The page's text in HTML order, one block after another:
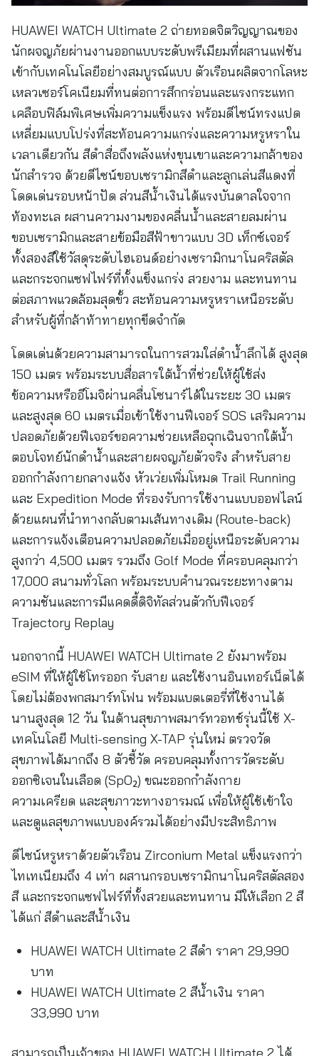
HUAWEI WATCH Ultimate 2 ถ่ายทอดจิตวิญญาณของ
นักผจญภัยผ่านงานออกแบบระดับพรีเมียมที่ผสานแฟชัน
เข้ากับเทคโนโลยีอย่างสมบูรณ์แบบ ตัวเรือนผลิตจากโลหะ
เหลวเซอร์โคเนียมที่ทนต่อการสึกกร่อนและแรงกระแทก
เคลือบฟิล์มพิเศษเพิ่มความแข็งแรง พร้อมดีไซน์ทรงแปด
เหลี่ยมแบบโปร่งที่สะท้อนความแกร่งและความหรูหราใน
เวลาเดียวกัน สีดำสื่อถึงพลังแห่งขุนเขาและความกล้าของ
นักสำรวจ ด้วยดีไซน์ขอบเซรามิกสีดำและลูกเล่นสีแดงที่
โดดเด่นรอบหน้าปัด ส่วนสีน้ำเงินได้แรงบันดาลใจจาก
ท้องทะเล ผสานความงามของคลื่นน้ำและสายลมผ่าน
ขอบเซรามิกและสายข้อมือสีฟ้าขาวแบบ 3D เท็กซ์เจอร์
ทั้งสองสีใช้วัสดุระดับไฮเอนด์อย่างเซรามิกนาโนคริสตัล
และกระจกแซฟไฟร์ที่ทั้งแข็งแกร่ง สวยงาม และทนทาน
ต่อสภาพแวดล้อมสุดขั้ว สะท้อนความหรูหราเหนือระดับ
สำหรับผู้ที่กล้าท้าทายทุกขีดจำกัด
โดดเด่นด้วยความสามารถในการสวมใส่ดำน้ำลึกได้ สูงสุด
150 เมตร พร้อมระบบสื่อสารใต้น้ำที่ช่วยให้ผู้ใช้ส่ง
ข้อความหรืออีโมจิผ่านคลื่นโซนาร์ได้ในระยะ 30 เมตร
และสูงสุด 60 เมตรเมื่อเข้าใช้งานฟีเจอร์ SOS เสริมความ
ปลอดภัยด้วยฟีเจอร์ขอความช่วยเหลือฉุกเฉินจากใต้น้ำ
ตอบโจทย์นักดำน้ำและสายผจญภัยตัวจริง สำหรับสาย
ออกกำลังกายกลางแจ้ง หัวเว่ยเพิ่มโหมด Trail Running
และ Expedition Mode ที่รองรับการใช้งานแบบออฟไลน์
ด้วยแผนที่นำทางกลับตามเส้นทางเดิม (Route-back)
และการแจ้งเตือนความปลอดภัยเมื่ออยู่เหนือระดับความ
สูงกว่า 4,500 เมตร รวมถึง Golf Mode ที่ครอบคลุมกว่า
17,000 สนามทั่วโลก พร้อมระบบคำนวณระยะทางตาม
ความชันและการมีแคดดี้ดิจิทัลส่วนตัวกับฟีเจอร์
Trajectory Replay
นอกจากนี้ HUAWEI WATCH Ultimate 2 ยังมาพร้อม
eSIM ที่ให้ผู้ใช้โทรออก รับสาย และใช้งานอินเทอร์เน็ตได้
โดยไม่ต้องพกสมาร์ทโฟน พร้อมแบตเตอรี่ที่ใช้งานได้
นานสูงสุด 12 วัน ในด้านสุขภาพสมาร์ทวอทช์รุ่นนี้ใช้ X-
เทคโนโลยี Multi-sensing X-TAP รุ่นใหม่ ตรวจวัด
สุขภาพได้มากถึง 8 ตัวชี้วัด ครอบคลุมทั้งการวัดระดับ
ออกซิเจนในเลือด (SpO₂) ขณะออกกำลังกาย
ความเครียด และสุขภาวะทางอารมณ์ เพื่อให้ผู้ใช้เข้าใจ
และดูแลสุขภาพแบบองค์รวมได้อย่างมีประสิทธิภาพ
ดีไซน์หรูหราด้วยตัวเรือน Zirconium Metal แข็งแรงกว่า
ไทเทเนียมถึง 4 เท่า ผสานกรอบเซรามิกนาโนคริสตัลสอง
สี และกระจกแซฟไฟร์ที่ทั้งสวยและทนทาน มีให้เลือก 2 สี
ได้แก่ สีดำและสีน้ำเงิน
HUAWEI WATCH Ultimate 2 สีดำ ราคา 29,990
บาท
HUAWEI WATCH Ultimate 2 สีน้ำเงิน ราคา
33,990 บาท